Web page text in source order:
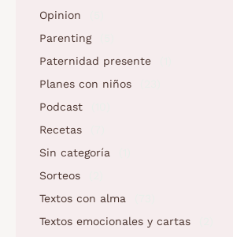
Opinion
Parenting
Paternidad presente
Planes con niños
Podcast
Recetas
Sin categoría
Sorteos
Textos con alma
Textos emocionales y cartas